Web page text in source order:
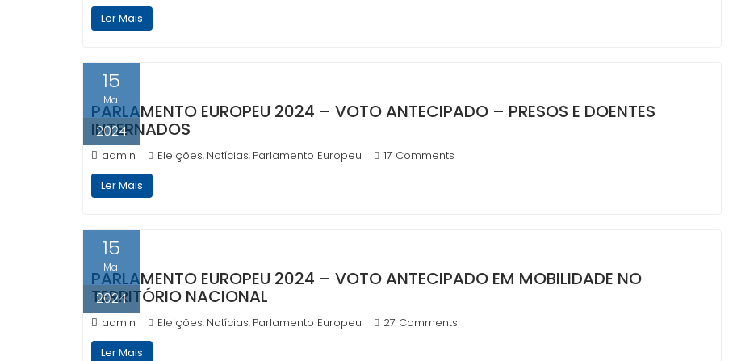
Ler Mais
15
Mai
2024
PARLAMENTO EUROPEU 2024 – VOTO ANTECIPADO – PRESOS E DOENTES
INTERNADOS
admin Eleições, Notícias, Parlamento Europeu
17 Comments
Ler Mais
15
Mai
2024
PARLAMENTO EUROPEU 2024 – VOTO ANTECIPADO EM MOBILIDADE NO
TERRITÓRIO NACIONAL
admin Eleições, Notícias, Parlamento Europeu
27 Comments
Ler Mais